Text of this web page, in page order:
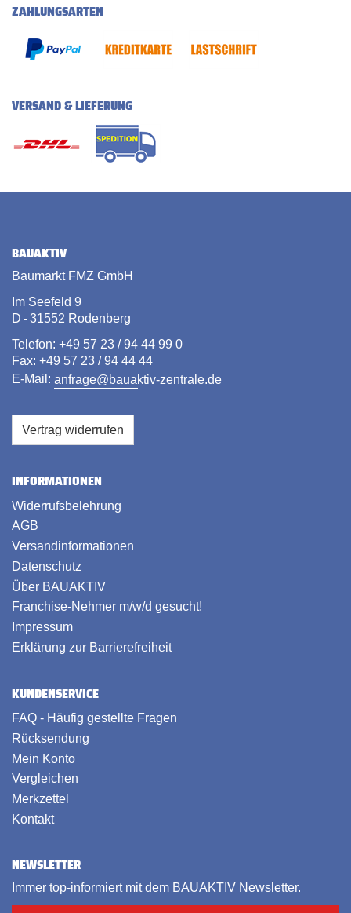
ZAHLUNGSARTEN
VERSAND & LIEFERUNG
BAUAKTIV
Baumarkt FMZ GmbH
Im Seefeld 9
D - 31552 Rodenberg
Telefon: +49 57 23 / 94 44 99 0
Fax: +49 57 23 / 94 44 44
E-Mail: anfrage@bauaktiv-zentrale.de
Vertrag widerrufen
INFORMATIONEN
Widerrufsbelehrung
AGB
Versandinformationen
Datenschutz
Über BAUAKTIV
Franchise-Nehmer m/w/d gesucht!
Impressum
Erklärung zur Barrierefreiheit
KUNDENSERVICE
FAQ - Häufig gestellte Fragen
Rücksendung
Mein Konto
Vergleichen
Merkzettel
Kontakt
NEWSLETTER
Immer top-informiert mit dem BAUAKTIV Newsletter.